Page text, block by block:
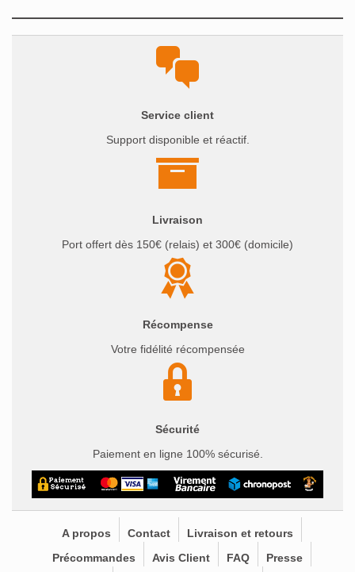
Service client
Support disponible et réactif.
Livraison
Port offert dès 150€ (relais) et 300€ (domicile)
Récompense
Votre fidélité récompensée
Sécurité
Paiement en ligne 100% sécurisé.
A propos Contact
Livraison et retours
Précommandes
Avis Client FAQ
Presse